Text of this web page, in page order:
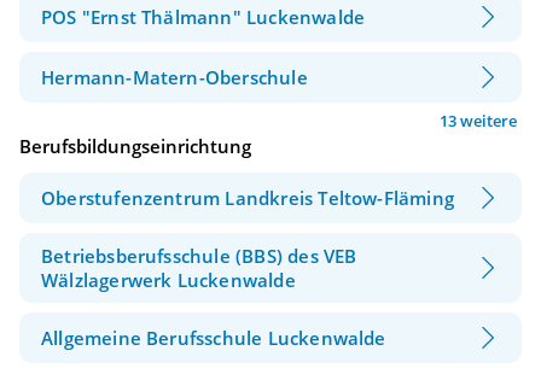
POS "Ernst Thälmann" Luckenwalde
Hermann-Matern-Oberschule
13 weitere
Berufsbildungseinrichtung
Oberstufenzentrum Landkreis Teltow-Fläming
Betriebsberufsschule (BBS) des VEB
Wälzlagerwerk Luckenwalde
Allgemeine Berufsschule Luckenwalde